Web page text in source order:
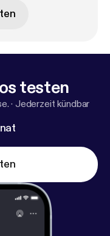
testen
· Jederzeit kündbar